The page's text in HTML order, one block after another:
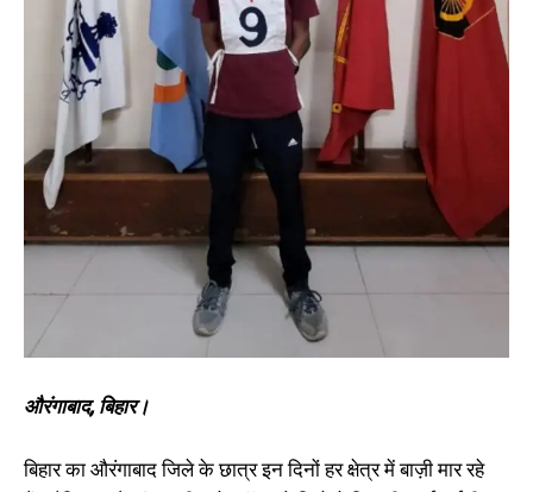
लहराया परचम, प्राप्त किए 99.779
परसेंटाइल अंक
June 15, 2025
In "औरंगाबाद"
रचा इतिहास, राज्य में लाया 8वां स्थान
March 29, 2026
In "औरंगाबाद"
दाउदनगर के आनन्द कुमार ने बिहार में
प्राप्त किया दूसरा स्थान, बीपीएससी ने
जारी किया अभियंत्रण कॉलेजों के
In "औरंगाबाद"
औरंगाबाद, बिहार।
बिहार का औरंगाबाद जिले के छात्र इन दिनों हर क्षेत्र में बाज़ी मार रहे